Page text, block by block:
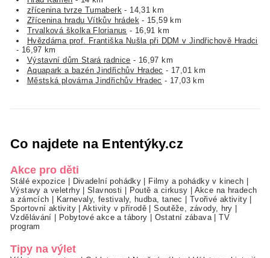
zřícenina tvrze Tumaberk - 14,31 km
Zřícenina hradu Vítkův hrádek- 15,59 km
Trvalková školka Florianus - 16,91 km
Hvězdárna prof. Františka Nušla při DDM v Jindřichově Hradci
- 16,97 km
Výstavní dům Stará radnice - 16,97 km
Aquapark a bazén Jindřichův Hradec - 17,01 km
Městská plovárna Jindřichův Hradec - 17,03 km
Co najdete na Ententýky.cz
Akce pro děti
Stálé expozice Divadelní pohádky Filmy a pohádky v kinech
Výstavy a veletrhy|Slavnosti Poutě a cirkusy
Akce na hradech
a zámcích
Karnevaly, festivaly, hudba, tanec Tvořivé aktivity
Sportovní aktivity|Aktivity v přírodě |Soutěže, závody, hry
Vzdělávání
Pobytové akce a tábory Ostatní zábava|TV
program
Tipy na výlet